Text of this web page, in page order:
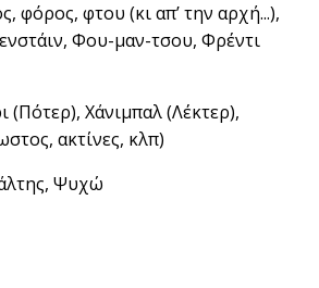
φόρος, φτου (κι απ’ την αρχή...),
Φου-μαν-τσου, Φρέντι
(Πότερ), Χάνιμπαλ (Λέκτερ),
ακτίνες, κλπ)
Ψυχώ